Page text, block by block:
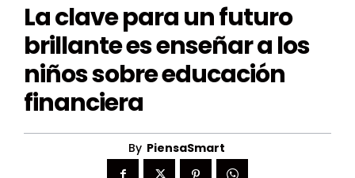
La clave para un futuro
brillante es enseñar a los
niños sobre educación
financiera
By PiensaSmart